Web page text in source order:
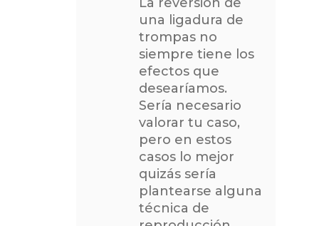
una ligadura de
trompas no
siempre tiene los
efectos que
desearíamos.
Sería necesario
valorar tu caso,
pero en estos
casos lo mejor
quizás sería
plantearse alguna
técnica de